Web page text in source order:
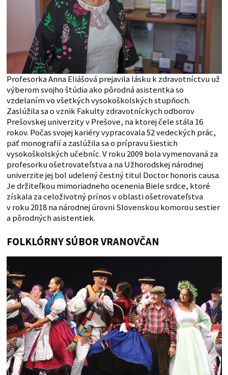
Profesorka Anna Eliášová prejavila lásku k zdravotníctvu už
výberom svojho štúdia ako pôrodná asistentka so
vzdelaním vo všetkých vysokoškolských stupňoch.
Zaslúžila sa o vznik Fakulty zdravotníckych odborov
Prešovskej univerzity v Prešove, na ktorej čele stála 16
rokov. Počas svojej kariéry vypracovala 52 vedeckých prác,
päť monografií a zaslúžila sa o prípravu šiestich
vysokoškolských učebníc. V roku 2009 bola vymenovaná za
profesorku ošetrovateľstva a na Užhorodskej národnej
univerzite jej bol udelený čestný titul Doctor honoris causa.
Je držiteľkou mimoriadneho ocenenia Biele srdce, ktoré
získala za celoživotný prínos v oblasti ošetrovateľstva
v roku 2018 na národnej úrovni Slovenskou komorou sestier
a pôrodných asistentiek.
FOLKLÓRNY SÚBOR VRANOVČAN